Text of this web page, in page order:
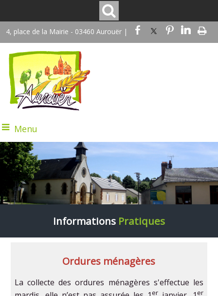
4, place de la Mairie - 03460 Aurouër |
Menu
Informations Pratiques
Ordures ménagères
La collecte des ordures ménagères s'effectue les
er er